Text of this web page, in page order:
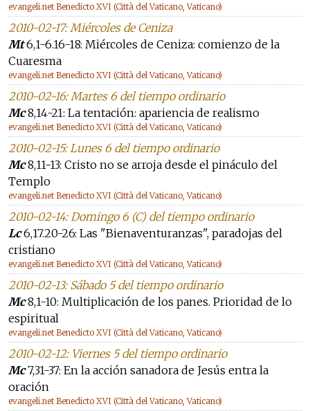
evangeli.net Benedicto XVI (Città del Vaticano, Vaticano)
2010-02-17: Miércoles de Ceniza
Mt6,1-6.16-18: Miércoles de Ceniza: comienzo de la
Cuaresma
evangeli.net Benedicto XVI (Città del Vaticano, Vaticano)
2010-02-16: Martes 6 del tiempo ordinario
Mc8,14-21: La tentación: apariencia de realismo
evangeli.net Benedicto XVI (Città del Vaticano, Vaticano)
2010-02-15: Lunes 6 del tiempo ordinario
Mc8,11-13: Cristo no se arroja desde el pináculo del
Templo
evangeli.net Benedicto XVI (Città del Vaticano, Vaticano)
2010-02-14: Domingo 6 (C) del tiempo ordinario
Lc6,17.20-26: Las "Bienaventuranzas", paradojas del
cristiano
evangeli.net Benedicto XVI (Città del Vaticano, Vaticano)
2010-02-13: Sábado 5 del tiempo ordinario
Mc8,1-10: Multiplicación de los panes. Prioridad de lo
espiritual
evangeli.net Benedicto XVI (Città del Vaticano, Vaticano)
2010-02-12: Viernes 5 del tiempo ordinario
Mc7,31-37: En la acción sanadora de Jesús entra la
oración
evangeli.net Benedicto XVI (Città del Vaticano, Vaticano)